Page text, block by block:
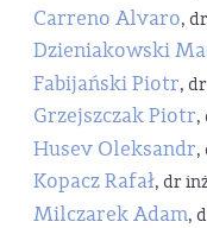
Carreno Alvaro,
Dzieniakowski
Fabijański Piotr,
Grzejszczak Piotr,
Husev Oleksandr,
Kopacz Rafał, dr
Milczarek Adam,